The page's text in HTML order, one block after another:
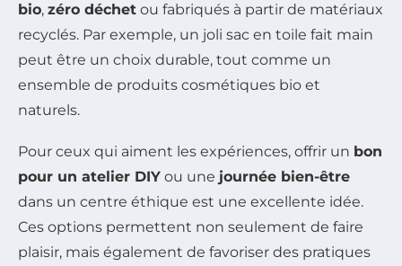
bio, zéro déchet ou fabriqués à partir de matériaux
recyclés. Par exemple, un joli sac en toile fait main
peut être un choix durable, tout comme un
ensemble de produits cosmétiques bio et
naturels.
Pour ceux qui aiment les expériences, offrir un bon
pour un atelier DIY ou une journée bien-être
dans un centre éthique est une excellente idée.
Ces options permettent non seulement de faire
plaisir, mais également de favoriser des pratiques